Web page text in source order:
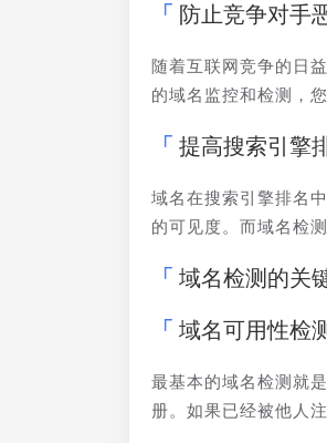
防止竞争对手
随着互联网竞争的日
的域名监控和检测，
提高搜索引擎
域名在搜索引擎排名
的可见度。而域名检
域名检测的关
域名可用性检
最基本的域名检测就
册。如果已经被他人